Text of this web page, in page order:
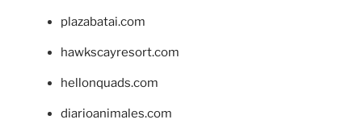
plazabatai.com
hawkscayresort.com
hellonquads.com
diarioanimales.com